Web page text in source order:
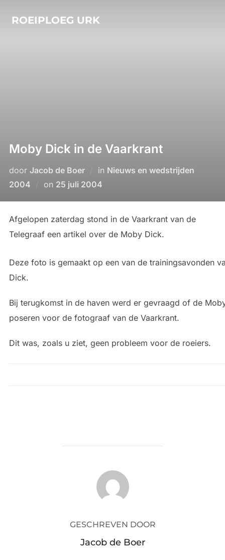
naarROEIPLOEG URK
Moby Dick in de Vaarkrant
door Jacob de Boer in Nieuws en wedstrijden
2004
on Geplaatst
25 juli 2004
Afgelopen zaterdag stond in de Vaarkrant van de
Telegraaf een artikel over de Moby Dick.
Deze foto is gemaakt op een van de trainingsavonden
Dick.
Bij terugkomst in de haven werd er gevraagd of de
poseren voor de fotograaf van de Vaarkrant.
Dit was, zoals u ziet, geen probleem voor de roeiers.
BERICHTAUTEUR
GESCHREVEN DOOR
Jacob de Boer